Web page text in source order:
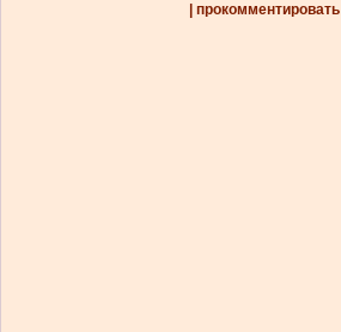
| прокомментировать |